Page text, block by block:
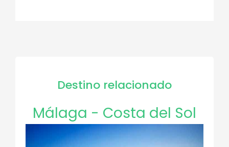
Destino relacionado
Málaga - Costa del Sol